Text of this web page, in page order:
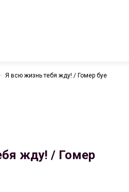
— Я всю жизнь тебя жду! / Гомер буе
жду! / Гомер